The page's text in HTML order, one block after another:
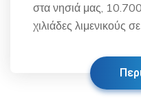
στα νησιά μας,
χιλιάδες λιμενικούς